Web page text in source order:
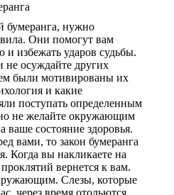
бумеранга, нужно
Они помогут вам
и избежать ударов судьбы.
не осуждайте других
были мотивированы их
и какие
поступать определенным
не желайте окружающим
ваше состояние здоровья.
вами, то закон бумеранга
Когда вы накликаете на
вернется к вам.
Слезы, которые
через время отольются